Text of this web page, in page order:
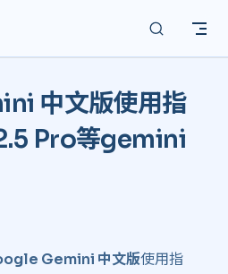
中文版使用指
Pro等gemini
Gemini 中文版使用指